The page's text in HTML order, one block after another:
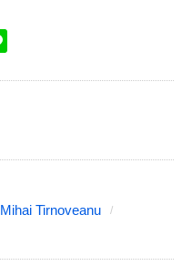
Mihai Tirnoveanu